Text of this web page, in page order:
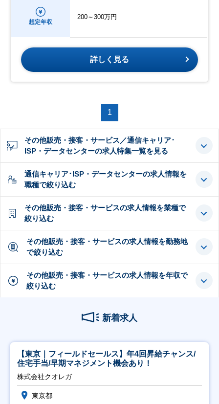
想定年収
200～300万円
詳しく見る
1
その他販売・接客・サービス／通信キャリア･
ISP・データセンターの求人特集一覧を見る
通信キャリア･ISP・データセンターの求人情報を
職種で絞り込む
その他販売・接客・サービスの求人情報を業種で
絞り込む
その他販売・接客・サービスの求人情報を勤務地
で絞り込む
その他販売・接客・サービスの求人情報を年収で
絞り込む
新着求人
【東京｜フィールドセールス】年4回昇給チャンス/
住宅手当/早期マネジメント機会あり！
株式会社クオレガ
東京都